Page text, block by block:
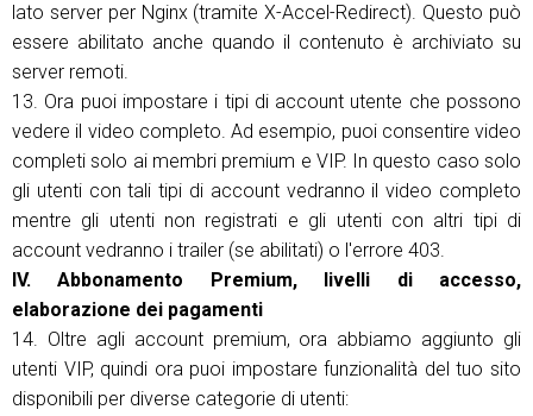
lato server per Nginx (tramite X-Accel-Redirect). Questo può
essere abilitato anche quando il contenuto è archiviato su
server remoti.
13. Ora puoi impostare i tipi di account utente che possono
vedere il video completo. Ad esempio, puoi consentire video
completi solo ai membri premium e VIP. In questo caso solo
gli utenti con tali tipi di account vedranno il video completo
mentre gli utenti non registrati e gli utenti con altri tipi di
account vedranno i trailer (se abilitati) o l'errore 403.
IV. Abbonamento Premium, livelli di accesso,
elaborazione dei pagamenti
14. Oltre agli account premium, ora abbiamo aggiunto gli
utenti VIP, quindi ora puoi impostare funzionalità del tuo sito
disponibili per diverse categorie di utenti: